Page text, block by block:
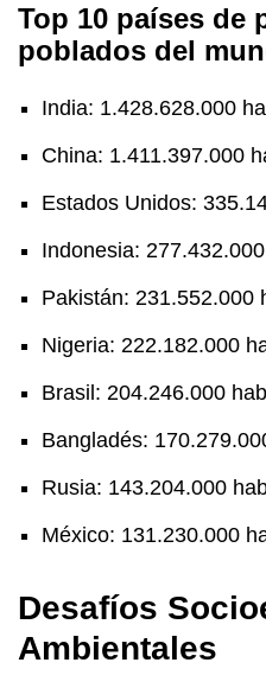
Top 10 países de
poblados del
India: 1.428.628.000
China: 1.411.397.000
Estados Unidos:
Indonesia:
Pakistán: 231.552.000
Nigeria: 222.182.000
Brasil: 204.246.000
Bangladés:
Rusia: 143.204.000
México: 131.230.000
Desafíos
Ambientales